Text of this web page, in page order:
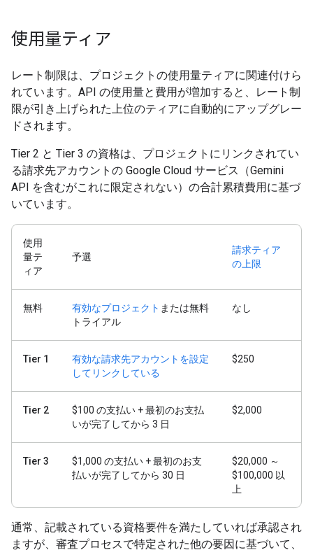
使用量ティア
レート制限は、プロジェクトの使用量ティアに関連付けら
れています。API の使用量と費用が増加すると、レート制
限が引き上げられた上位のティアに自動的にアップグレー
ドされます。
Tier 2 と Tier 3 の資格は、プロジェクトにリンクされてい
る請求先アカウントの Google Cloud サービス（Gemini
API を含むがこれに限定されない）の合計累積費用に基づ
いています。
使用
量テ
ィア
予選
請求ティア
の上限
無料 有効なプロジェクト または無料
トライアル
なし
Tier 1
有効な請求先アカウントを設定
してリンクしている
$250
Tier 2
$100 の支払い + 最初のお支払
いが完了してから 3 日
$2,000
Tier 3
$1,000 の支払い + 最初のお支
払いが完了してから 30 日
$20,000 ～
$100,000 以
上
通常、記載されている資格要件を満たしていれば承認され
ますが、審査プロセスで特定された他の要因に基づいて、